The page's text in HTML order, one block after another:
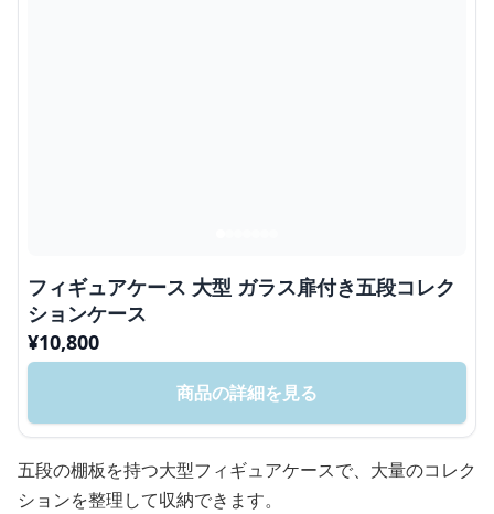
フィギュアケース 大型 ガラス扉付き五段コレク
ションケース
¥10,800
商品の詳細を見る
五段の棚板を持つ大型フィギュアケースで、大量のコレク
ションを整理して収納できます。